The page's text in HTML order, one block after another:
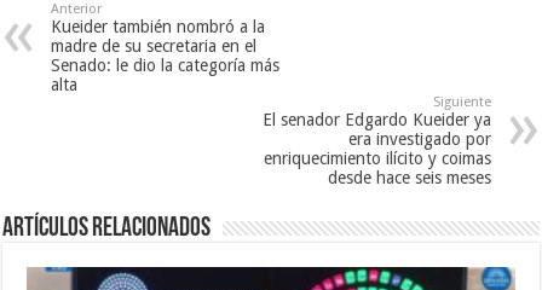
Anterior
Kueider también nombró a la
madre de su secretaria en el
Senado: le dio la categoría más
alta
Siguiente
El senador Edgardo Kueider ya
era investigado por
enriquecimiento ilícito y coimas
desde hace seis meses
Artículos Relacionados